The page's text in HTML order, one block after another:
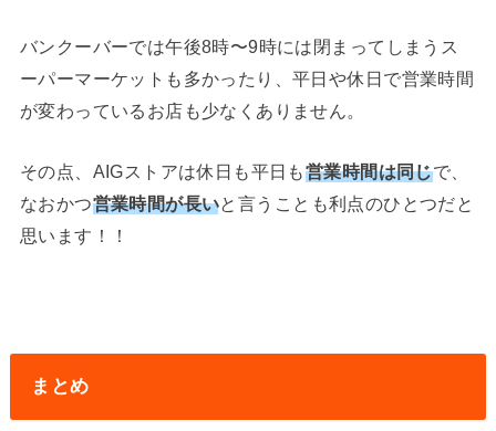
バンクーバーでは午後8時〜9時には閉まってしまうス
ーパーマーケットも多かったり、平日や休日で営業時間
が変わっているお店も少なくありません。
その点、AIGストアは休日も平日も営業時間は同じで、
なおかつ営業時間が長いと言うことも利点のひとつだと
思います！！
まとめ